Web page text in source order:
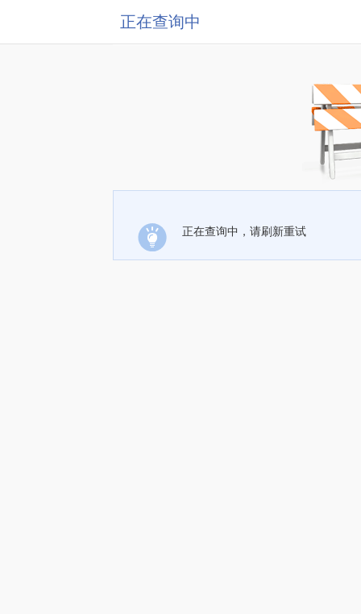
正在查询中
正在查询中，请刷新重试